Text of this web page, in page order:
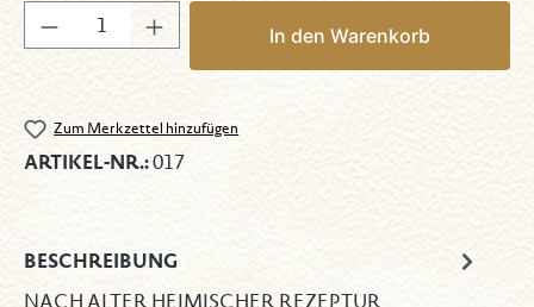
Produkt Anzahl: Gib den gewünschten
In den Warenkorb
Zum Merkzettel hinzufügen
ARTIKEL-NR.:017
BESCHREIBUNG
NACH ALTER HEIMISCHER REZEPTUR